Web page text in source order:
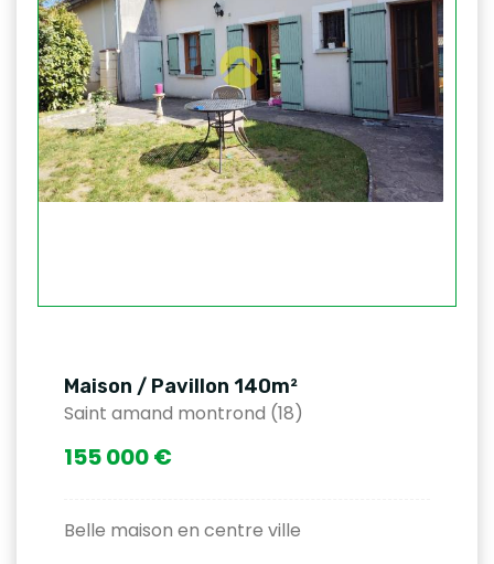
Maison / Pavillon 140m²
Saint amand montrond (18)
155 000 €
Belle maison en centre ville